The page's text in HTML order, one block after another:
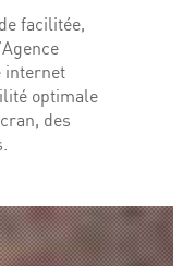
facilitée,
internet
optimale
des